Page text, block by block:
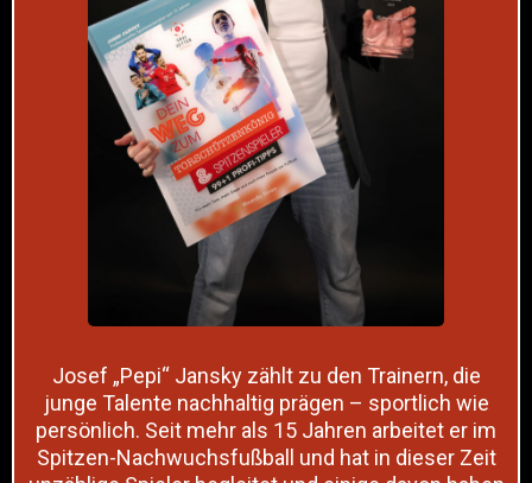
Josef „Pepi“ Jansky zählt zu den Trainern, die
junge Talente nachhaltig prägen – sportlich wie
persönlich. Seit mehr als 15 Jahren arbeitet er im
Spitzen-Nachwuchsfußball und hat in dieser Zeit